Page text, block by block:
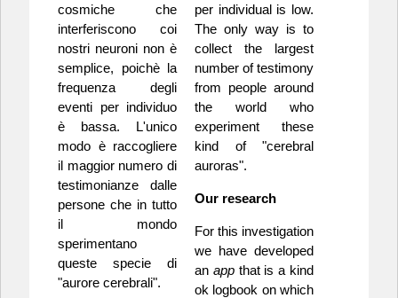
cosmiche che
interferiscono coi
nostri neuroni non è
semplice, poichè la
frequenza degli
eventi per individuo
è bassa. L'unico
modo è raccogliere
il maggior numero di
testimonianze dalle
persone che in tutto
il mondo
sperimentano
queste specie di
"aurore cerebrali".
per individual is low.
The only way is to
collect the largest
number of testimony
from people around
the world who
experiment these
kind of "cerebral
auroras".
Our research
For this investigation
we have developed
an appthat is a kind
ok logbook on which